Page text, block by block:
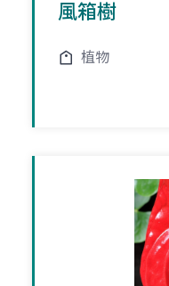
風箱樹
植物